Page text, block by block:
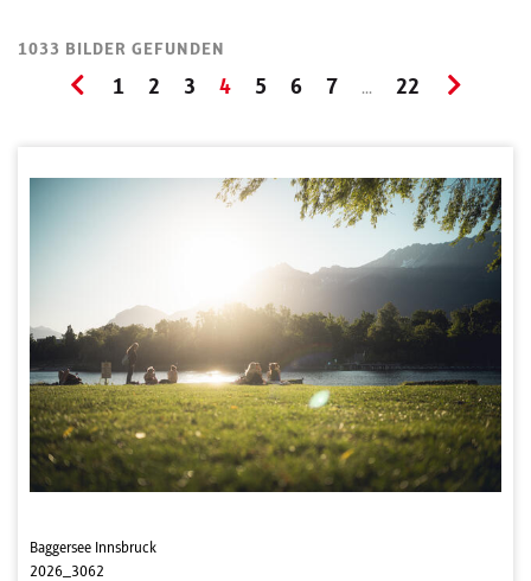
1033 BILDER GEFUNDEN
1 2 3 4 5 6 7 ... 22
Baggersee Innsbruck
2026_3062